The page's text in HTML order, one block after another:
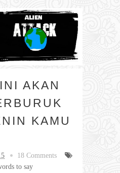
AKAN
KAMU
18 Comments
to say